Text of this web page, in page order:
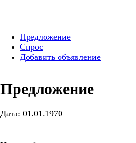
Предложение
Спрос
Добавить объявление
Предложение
Дата: 01.01.1970